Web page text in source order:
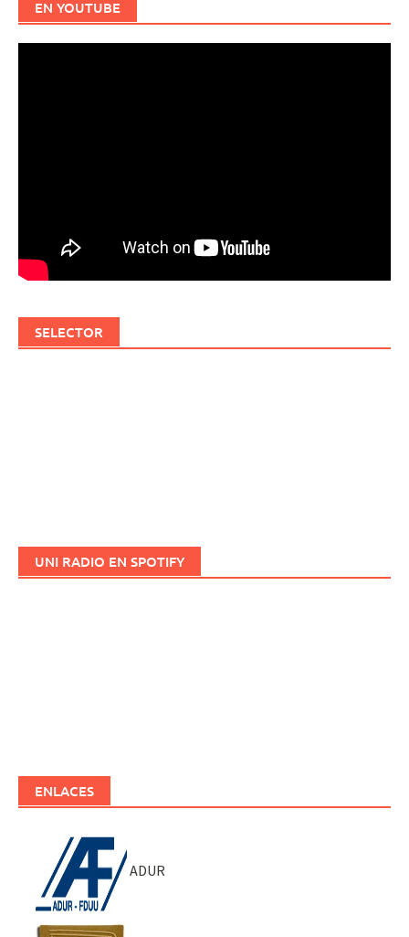
EN YOUTUBE
SELECTOR
UNI RADIO EN SPOTIFY
ENLACES
ADUR